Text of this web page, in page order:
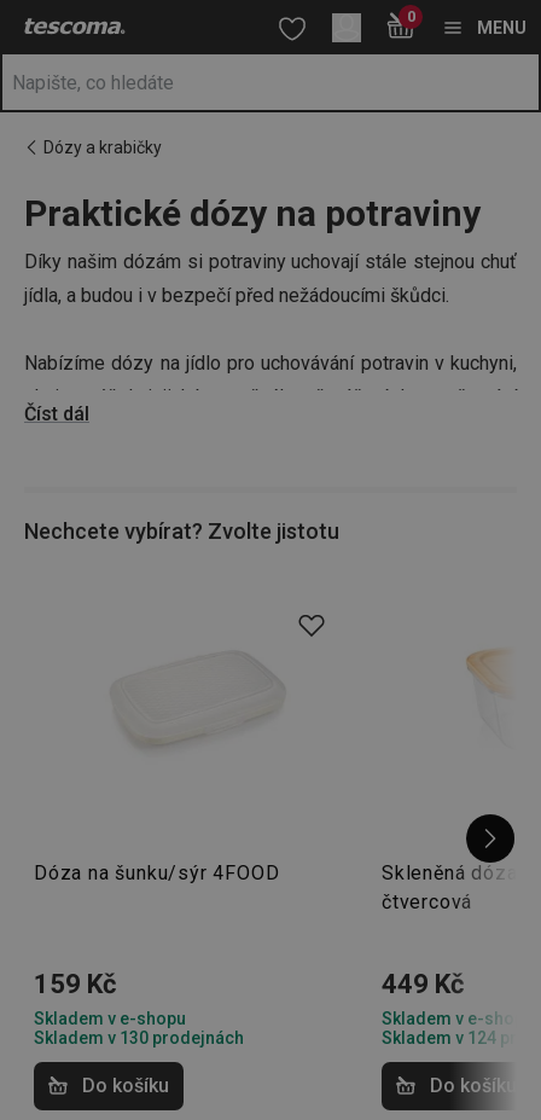
Nacházíte se na stránce Krabičky a dózy na potraviny
Přejít na hlavní obsah
Přejít na vyhledávání
Přejít na navigaci 0
MENU
Dózy a krabičky
Praktické dózy na potraviny
Díky našim dózám si potraviny uchovají stále stejnou chuť
jídla, a budou i v bezpečí před nežádoucími škůdci.
Nabízíme dózy na jídlo pro uchovávání potravin v kuchyni,
ale i pro účely jejich bezpečného přenášení do zaměstnání
či do školy.
vašich nejmenších vybírejte ze speciálního
Číst dál
Nechcete vybírat? Zvolte jistotu
Dóza na šunku/sýr 4FOOD
159 Kč
Skladem v e-shopu
Skladem v 130 prodejnách
Do košíku
Skleněná dóza
čtvercová
449 Kč
Skladem v e-shopu
Skladem v 124
Do košíku